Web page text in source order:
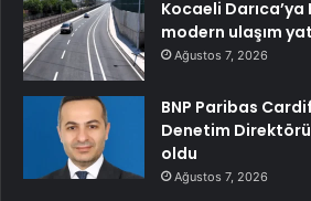
Kocaeli Darıca’ya
modern ulaşım
Ağustos 7, 2026
BNP Paribas
Denetim
oldu
Ağustos 7, 2026